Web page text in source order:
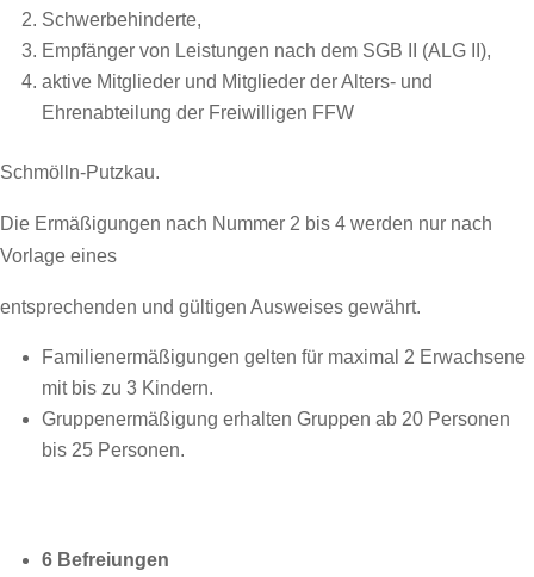
Schwerbehinderte,
Empfänger von Leistungen nach dem SGB II (ALG II),
aktive Mitglieder und Mitglieder der Alters- und
Ehrenabteilung der Freiwilligen FFW
Schmölln-Putzkau.
Die Ermäßigungen nach Nummer 2 bis 4 werden nur nach
Vorlage eines
entsprechenden und gültigen Ausweises gewährt.
Familienermäßigungen gelten für maximal 2 Erwachsene
mit bis zu 3 Kindern.
Gruppenermäßigung erhalten Gruppen ab 20 Personen
bis 25 Personen.
6 Befreiungen